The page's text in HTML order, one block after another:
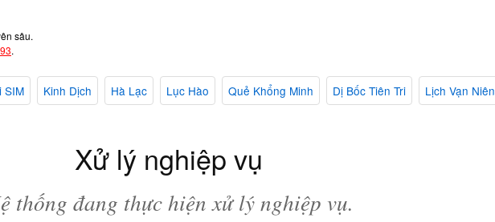
sâu.
.
SIM Kinh Dịch Hà Lạc Lục Hào Quẻ Khổng Minh Dị Bốc Tiên Tri
Lịch Vạn Niên
Xử lý nghiệp vụ
thống đang thực hiện xử lý nghiệp vụ.